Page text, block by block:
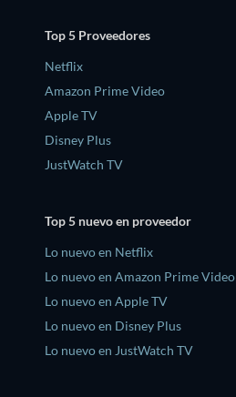
Top 5 Proveedores
Netflix
Amazon Prime Video
Apple TV
Disney Plus
JustWatch TV
Top 5 nuevo en proveedor
Lo nuevo en Netflix
Lo nuevo en Amazon Prime Video
Lo nuevo en Apple TV
Lo nuevo en Disney Plus
Lo nuevo en JustWatch TV